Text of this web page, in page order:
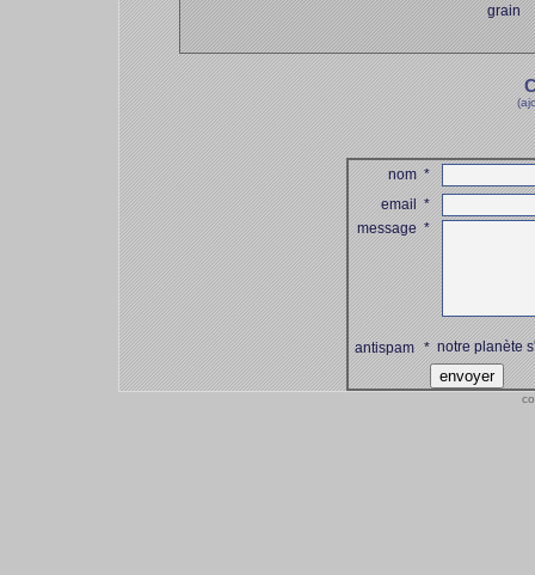
grain
nom*
email*
message*
antispam *notre planète